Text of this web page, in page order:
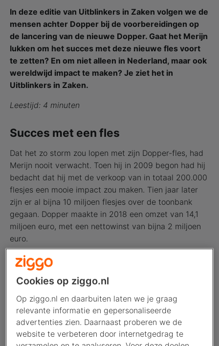
In deze editie van Uitblinkers in Zaken volgen we de
mensen achter Dopper bij de voorbereidingen op
de lancering van de nieuwe Dopper. Gaat het Merijn
lukken om het succes met deze nieuwe fles voort
te zetten? En om niet alleen in Nederland, maar ook
wereldwijd impact te maken? Je ziet het in
Uitblinkers in Zaken.
Leestijd: 4 minuten
Succes met een fles
Dat het zo storm zou lopen met zijn Dopper-fles, had
Merijn nooit verwacht. Toen hij in 2009 begon had hij
bedacht dat hij met de verkoop van in totaal 200.000
flesjes een mooie impact zou maken. Tien jaar later
zijn er al bijna 10 miljoen flesjes over de toonbank
gegaan. Dopper maakte in 2018 een omzet van 14,1
miljoen euro, met een nettowinst van bijna 2 miljoen
euro.
↓Het verhaal gaat verder na de afbeelding
Cookies op ziggo.nl
Op ziggo.nl en daarbuiten laten we je graag
relevante informatie en gepersonaliseerde
advertenties zien. Daarnaast proberen we de
website te verbeteren door internetgedrag te